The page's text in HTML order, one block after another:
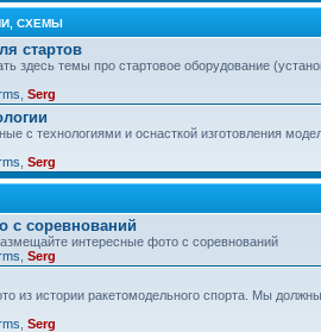
СХЕМЫ
стартов
здесь темы про стартовое оборудование
Serg
с технологиями и оснасткой изготовления
Serg
с соревнований
интересные фото с соревнований
Serg
из истории ракетомодельного спорта. Мы
Serg